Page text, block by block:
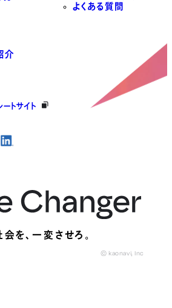
介
よくある質問
トサイト
を、一変させろ。
© kaonavi, Inc